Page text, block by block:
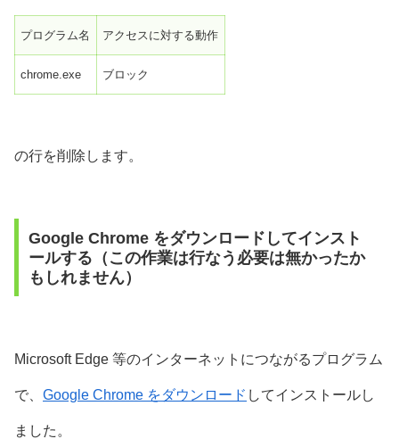
プログラム名 アクセスに対する動作
chrome.exe ブロック
の行を削除します。
Google Chrome をダウンロードしてインスト
ールする（この作業は行なう必要は無かったか
もしれません）
Microsoft Edge 等のインターネットにつながるプログラム
で、 Google Chrome をダウンロード してインストールし
ました。